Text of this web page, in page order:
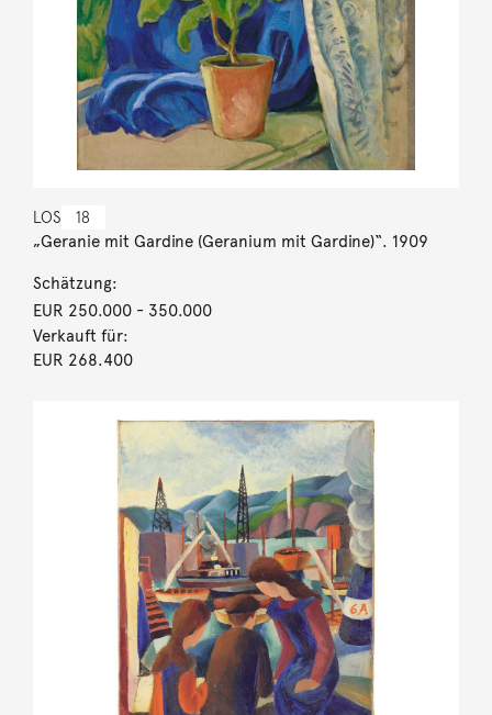
LOS 18
„Geranie mit Gardine (Geranium mit Gardine)“. 1909
Schätzung:
EUR 250.000- 350.000
Verkauft für:
EUR 268.400